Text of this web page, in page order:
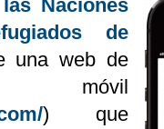
Naciones
de
una web de
móvil
) que